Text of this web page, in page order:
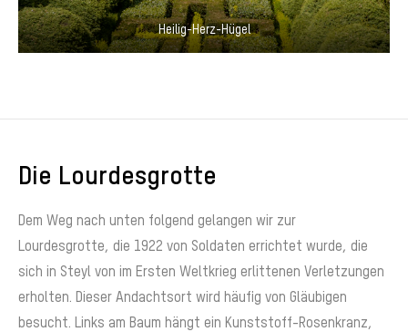
Heilig-Herz-Hügel
Die Lourdesgrotte
Dem Weg nach unten folgend gelangen wir zur
Lourdesgrotte, die 1922 von Soldaten errichtet wurde, die
sich in Steyl von im Ersten Weltkrieg erlittenen Verletzungen
erholten. Dieser Andachtsort wird häufig von Gläubigen
besucht. Links am Baum hängt ein Kunststoff-Rosenkranz,